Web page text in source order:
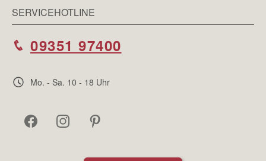
SERVICEHOTLINE
09351 97400
Mo. - Sa. 10 - 18 Uhr